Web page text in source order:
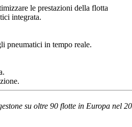
le prestazioni della flotta
integrata.
pneumatici in tempo reale.
su oltre 90 flotte in Europa nel